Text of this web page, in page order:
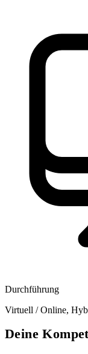
Durchführung
Virtuell / Online,
Deine